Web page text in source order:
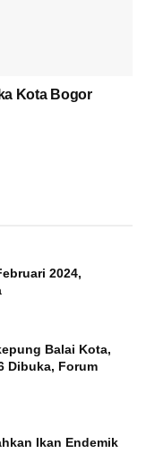
Kota Bogor
2024,
Balai Kota,
Dibuka, Forum
Ikan Endemik